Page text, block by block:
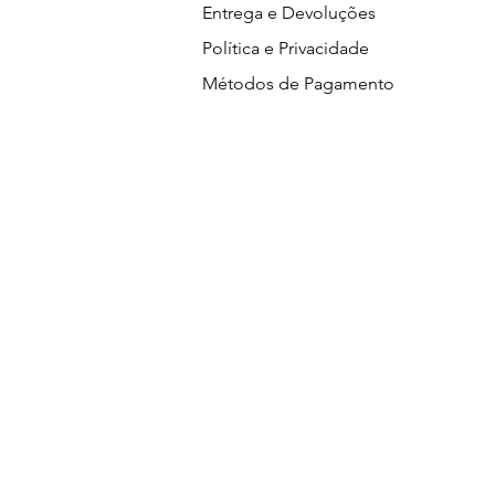
Entrega e Devoluções
Política e Privacidade
Métodos de Pagamento